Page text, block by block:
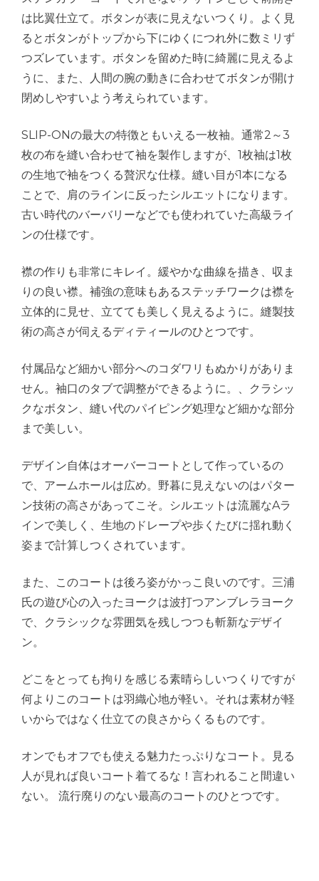
は比翼仕立て。ボタンが表に見えないつくり。よく見
るとボタンがトップから下にゆくにつれ外に数ミリず
つズレています。ボタンを留めた時に綺麗に見えるよ
うに、また、人間の腕の動きに合わせてボタンが開け
閉めしやすいよう考えられています。
SLIP-ONの最大の特徴ともいえる一枚袖。通常2～3
枚の布を縫い合わせて袖を製作しますが、1枚袖は1枚
の生地で袖をつくる贅沢な仕様。縫い目が1本になる
ことで、肩のラインに反ったシルエットになります。
古い時代のバーバリーなどでも使われていた高級ライ
ンの仕様です。
襟の作りも非常にキレイ。緩やかな曲線を描き、収ま
りの良い襟。補強の意味もあるステッチワークは襟を
立体的に見せ、立てても美しく見えるように。縫製技
術の高さが伺えるディティールのひとつです。
付属品など細かい部分へのコダワリもぬかりがありま
せん。袖口のタブで調整ができるように。、クラシッ
クなボタン、縫い代のパイピング処理など細かな部分
まで美しい。
デザイン自体はオーバーコートとして作っているの
で、アームホールは広め。野暮に見えないのはパター
ン技術の高さがあってこそ。シルエットは流麗なAラ
インで美しく、生地のドレープや歩くたびに揺れ動く
姿まで計算しつくされています。
また、このコートは後ろ姿がかっこ良いのです。三浦
氏の遊び心の入ったヨークは波打つアンブレラヨーク
で、クラシックな雰囲気を残しつつも斬新なデザイ
ン。
どこをとっても拘りを感じる素晴らしいつくりですが
何よりこのコートは羽織心地が軽い。それは素材が軽
いからではなく仕立ての良さからくるものです。
オンでもオフでも使える魅力たっぷりなコート。見る
人が見れば良いコート着てるな！言われること間違い
ない。 流行廃りのない最高のコートのひとつです。